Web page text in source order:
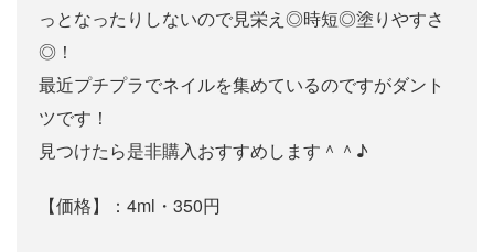
っとなったりしないので見栄え◎時短◎塗りやすさ
◎！
最近プチプラでネイルを集めているのですがダント
ツです！
見つけたら是非購入おすすめします＾＾♪
【価格】：4ml・350円